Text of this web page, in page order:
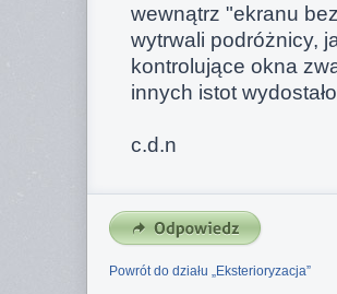
wewnątrz "ekranu
wytrwali podróżnicy,
kontrolujące okna
innych istot
c.d.n
Powrót do działu „Eksterioryzacja”